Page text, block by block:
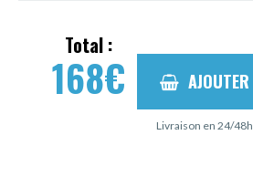
Total :
168€
Livraison en 24/48h